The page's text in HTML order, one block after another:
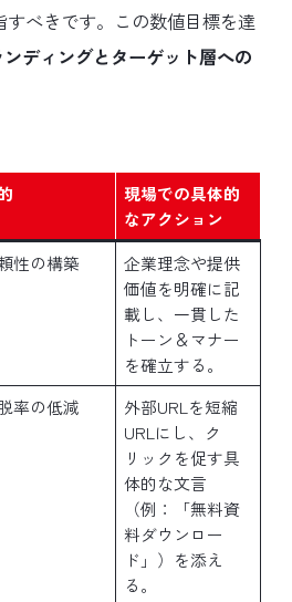
すべきです。この数値目標を達
ンディングとターゲット層への
現場での具体的
なアクション
性の構築
企業理念や提供
価値を明確に記
載し、一貫した
トーン＆マナー
を確立する。
率の低減
外部URLを短縮
URLにし、ク
リックを促す具
体的な文言
（例：「無料資
料ダウンロー
ド」）を添え
る。